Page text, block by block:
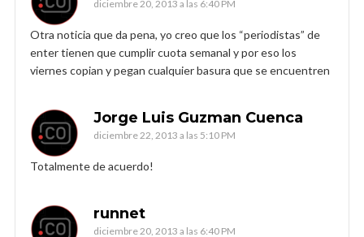
diciembre 20, 2013 a las 6:40 PM
Otra noticia que da pena, yo creo que los “periodistas” de
enter tienen que cumplir cuota semanal y por eso los
viernes copian y pegan cualquier basura que se encuentren
Jorge Luis Guzman Cuenca
diciembre 22, 2013 a las 5:10 PM
Totalmente de acuerdo!
runnet
diciembre 20, 2013 a las 6:40 PM